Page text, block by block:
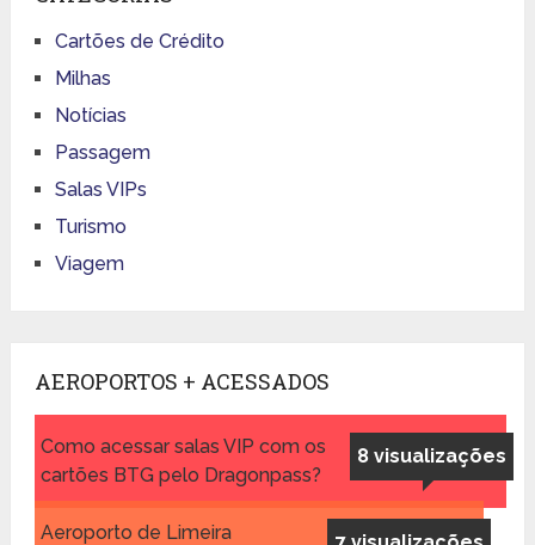
Cartões de Crédito
Milhas
Notícias
Passagem
Salas VIPs
Turismo
Viagem
AEROPORTOS + ACESSADOS
8 visualizações
Como acessar salas VIP com os
cartões BTG pelo Dragonpass?
Aeroporto de Limeira